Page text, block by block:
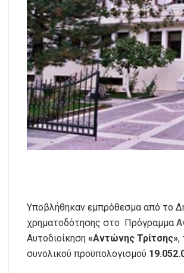
Υποβλήθηκαν εμπρόθεσμα από το
χρηματοδότησης στο Πρόγραμμα
Αυτοδιοίκηση «Αντώνης Τρίτσης»,
συνολικού προϋπολογισμού